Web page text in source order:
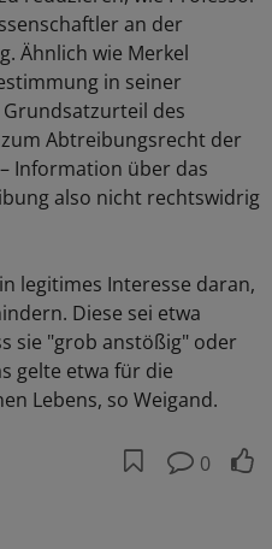
an der
Ähnlich wie Merkel
in seiner
des
Abtreibungsrecht der
Information über das
also nicht rechtswidrig
legitimes Interesse daran,
Diese sei etwa
sie "grob anstößig" oder
gelte etwa für die
Lebens, so Weigand.
0